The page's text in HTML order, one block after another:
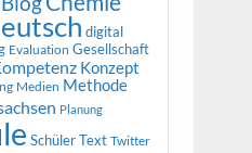
digital
Evaluation Gesellschaft
Konzept
Medien Methode
Planung
Schüler Text Twitter